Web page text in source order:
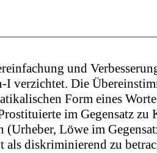
und
I verzichtet. Die
Form eines
im Gegensatz zu
(Urheber, Löwe im
diskriminierend zu